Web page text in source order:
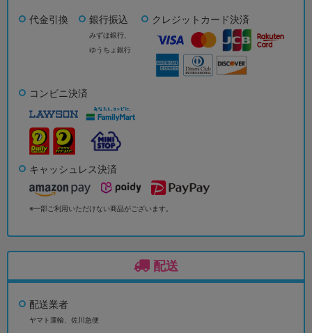
代金引換 銀行振込
みずほ銀行、
ゆうちょ銀行
クレジットカード決済
コンビニ決済
キャッシュレス決済
※一部ご利用いただけない商品がございます。
配送
配送業者
ヤマト運輸、佐川急便